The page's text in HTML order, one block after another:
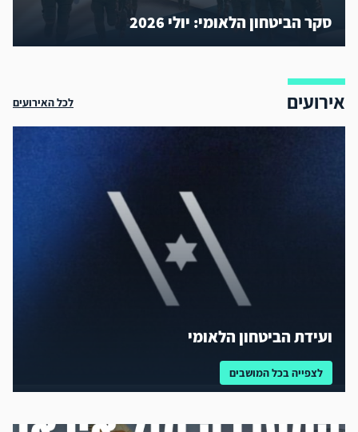
סקר הביטחון הלאומי: יולי 2026
אירועים לכל האירועים
ועידת הביטחון הלאומי
לצפייה בכל המושבים